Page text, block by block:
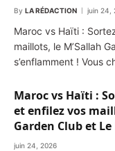
By LA RÉDACTION juin 24,
Maroc vs Haïti :
maillots, le M’Sallah
s’enflamment ! Vous
Maroc vs Haïti :
et enfilez vos
Garden Club et
s’enflamment !
juin 24, 2026